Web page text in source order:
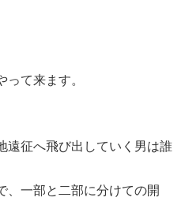
って来ます。
遠征へ飛び出していく男は誰
、一部と二部に分けての開